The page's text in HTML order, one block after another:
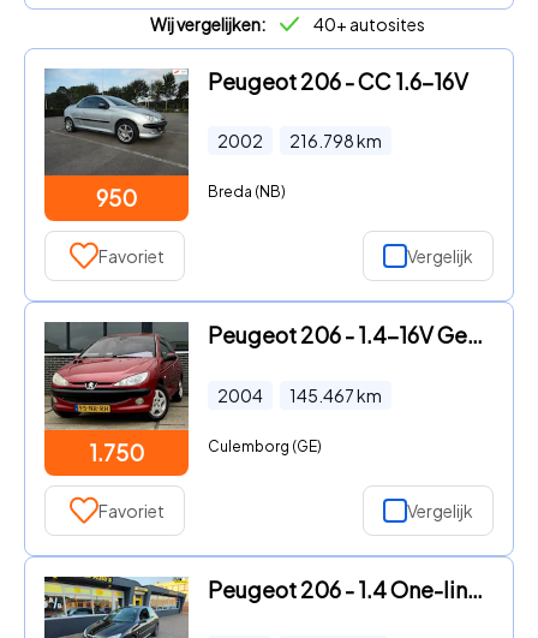
Wij vergelijken: 40+ autosites
950
Peugeot 206 - CC 1.6-16V
2002 216.798km
Breda (NB)
Favoriet Vergelijk
1.750
Peugeot 206 - 1.4-16V Gentry Prem.
2004 145.467km
Culemborg (GE)
Favoriet Vergelijk
Peugeot 206 - 1.4 One-line/ APK 04-2027